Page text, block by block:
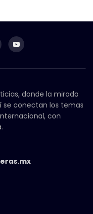
donde la mirada
conectan los temas
con